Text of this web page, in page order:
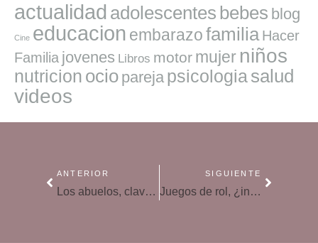
actualidad adolescentes bebes blog
Cine educacion embarazofamilia Hacer
Familia jovenes Libros motor mujer niños
nutricion ocio pareja psicologiasalud
videos
ANTERIOR
Los abuelos, claves en la familia
SIGUIENTE
Juegos de rol, ¿inofensivos?